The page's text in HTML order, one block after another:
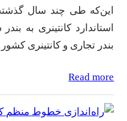
این‌که طی چند سال
استاندارد کانتینری به
بندر تجاری و کانتینری
Read more